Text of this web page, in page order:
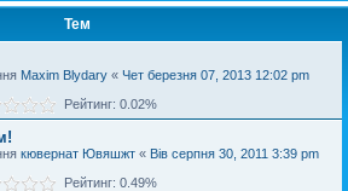
Тем
Maxim Blydary « Чет березня 07, 2013 12:02 pm
Рейтинг: 0.02%
кювернат Ювяшжт « Вів серпня 30, 2011 3:39 pm
Рейтинг: 0.49%